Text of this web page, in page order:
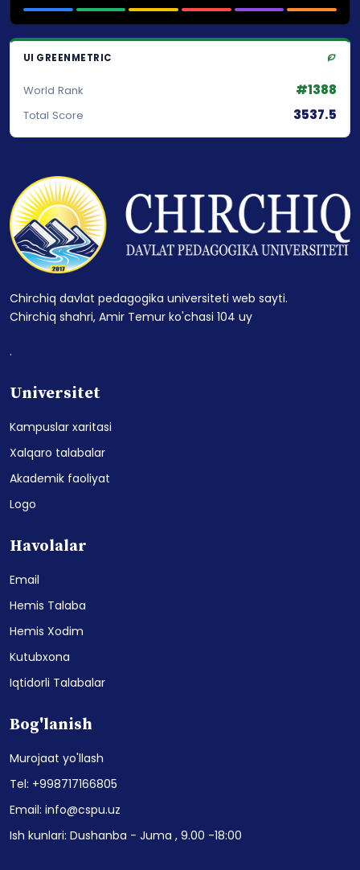
UI GREENMETRIC
World Rank #1388
Total Score 3537.5
Chirchiq davlat pedagogika universiteti web sayti.
Chirchiq shahri, Amir Temur ko'chasi 104 uy
.
Universitet
Kampuslar xaritasi
Xalqaro talabalar
Akademik faoliyat
Logo
Havolalar
Email
Hemis Talaba
Hemis Xodim
Kutubxona
Iqtidorli Talabalar
Bog'lanish
Murojaat yo'llash
Tel: +998717166805
Email: info@cspu.uz
Ish kunlari: Dushanba - Juma , 9.00 -18:00